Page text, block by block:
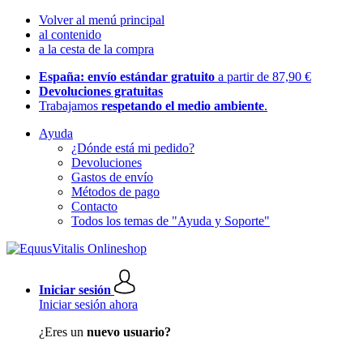
Volver al menú principal
al contenido
a la cesta de la compra
España: envío estándar gratuito a partir de 87,90 €
Devoluciones gratuitas
Trabajamos respetando el medio ambiente.
Ayuda
¿Dónde está mi pedido?
Devoluciones
Gastos de envío
Métodos de pago
Contacto
Todos los temas de "Ayuda y Soporte"
Iniciar sesión
Iniciar sesión ahora
¿Eres un nuevo usuario?